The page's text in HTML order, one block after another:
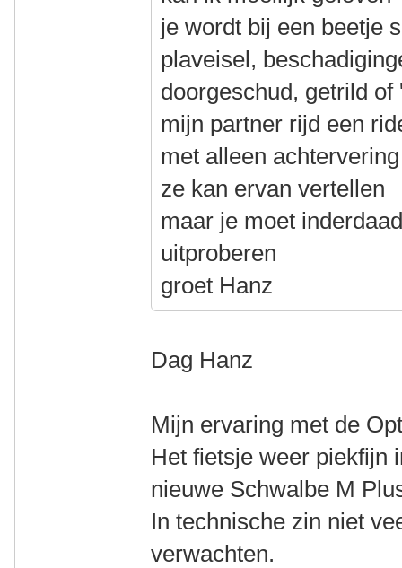
je wordt bij een beetje
plaveisel,
doorgeschud, getrild
mijn partner rijd een
met alleen achtervering
ze kan ervan vertellen
maar je moet
uitproberen
groet Hanz
Dag Hanz
Mijn ervaring met de
Het fietsje weer piekfijn
nieuwe Schwalbe M
In technische zin niet
verwachten.